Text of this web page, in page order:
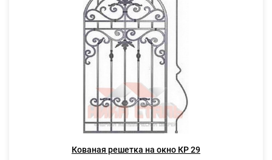
Кованая решетка на окно КР 29